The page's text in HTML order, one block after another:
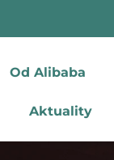
Od Alibaba
Aktuality